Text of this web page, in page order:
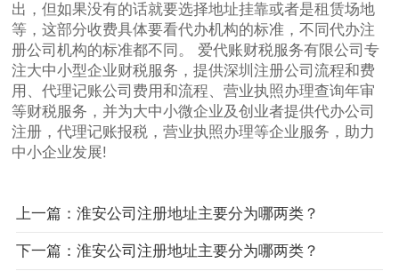
出，但如果没有的话就要选择地址挂靠或者是租赁场地
等，这部分收费具体要看代办机构的标准，不同代办注
册公司机构的标准都不同。 爱代账财税服务有限公司专
注大中小型企业财税服务，提供深圳注册公司流程和费
用、代理记账公司费用和流程、营业执照办理查询年审
等财税服务，并为大中小微企业及创业者提供代办公司
注册，代理记账报税，营业执照办理等企业服务，助力
中小企业发展!
上一篇：淮安公司注册地址主要分为哪两类？
下一篇：淮安公司注册地址主要分为哪两类？